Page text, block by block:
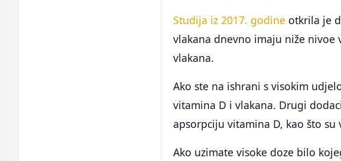
Studija iz 2017. godine otkrila je
vlakana dnevno imaju niže
vlakana.
Ako ste na ishrani s visokim
vitamina D i vlakana. Drugi
apsorpciju vitamina D, kao što su
Ako uzimate visoke doze bilo